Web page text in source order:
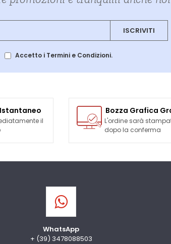
ISCRIVITI
Accetto i Termini e Condizioni.
il
Bozza Grafica
L'ordine sarà
dopo la conferma
WhatsApp
+ (39) 3478088503